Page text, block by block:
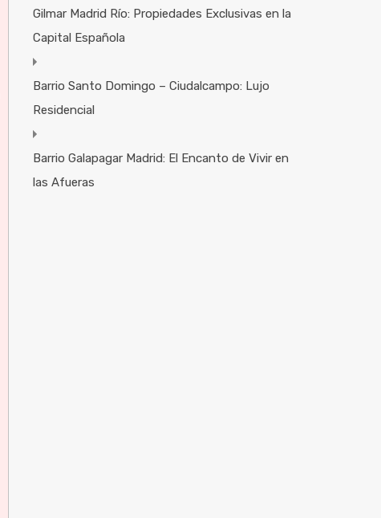
Gilmar Madrid Río: Propiedades Exclusivas en la
Capital Española
Barrio Santo Domingo – Ciudalcampo: Lujo
Residencial
Barrio Galapagar Madrid: El Encanto de Vivir en
las Afueras